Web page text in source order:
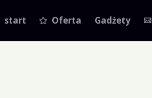
start Oferta Gadżety